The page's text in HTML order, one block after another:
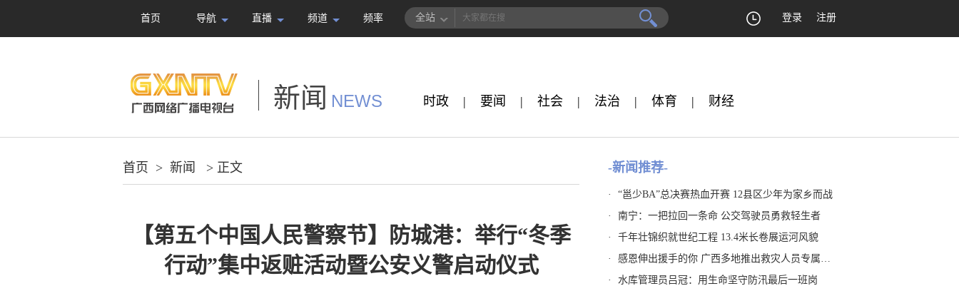
首页 导航 直播 频道 频率 全站 登录 注册
新闻 NEWS 时政 | 要闻 | 社会 | 法治 | 体育 | 财经
首页 > 新闻 > 正文
【第五个中国人民警察节】防城港：举行“冬季
行动”集中返赃活动暨公安义警启动仪式
-新闻推荐-
·
“邕少BA”总决赛热血开赛 12县区少年为家乡而战
·
南宁：一把拉回一条命 公交驾驶员勇救轻生者
·
千年壮锦织就世纪工程 13.4米长卷展运河风貌
·
感恩伸出援手的你 广西多地推出救灾人员专属福利
·
水库管理员吕冠：用生命坚守防汛最后一班岗